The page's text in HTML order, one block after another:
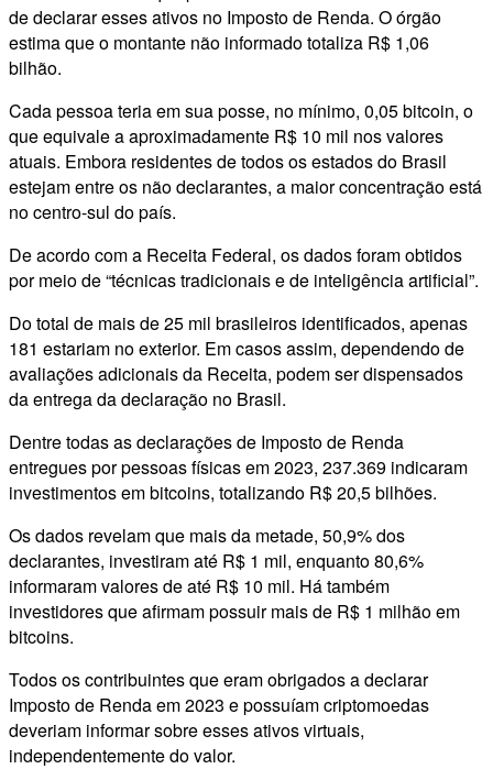
de declarar esses ativos no Imposto de Renda. O órgão
estima que o montante não informado totaliza R$ 1,06
bilhão.
Cada pessoa teria em sua posse, no mínimo, 0,05 bitcoin, o
que equivale a aproximadamente R$ 10 mil nos valores
atuais. Embora residentes de todos os estados do Brasil
estejam entre os não declarantes, a maior concentração está
no centro-sul do país.
De acordo com a Receita Federal, os dados foram obtidos
por meio de “técnicas tradicionais e de inteligência artificial”.
Do total de mais de 25 mil brasileiros identificados, apenas
181 estariam no exterior. Em casos assim, dependendo de
avaliações adicionais da Receita, podem ser dispensados
da entrega da declaração no Brasil.
Dentre todas as declarações de Imposto de Renda
entregues por pessoas físicas em 2023, 237.369 indicaram
investimentos em bitcoins, totalizando R$ 20,5 bilhões.
Os dados revelam que mais da metade, 50,9% dos
declarantes, investiram até R$ 1 mil, enquanto 80,6%
informaram valores de até R$ 10 mil. Há também
investidores que afirmam possuir mais de R$ 1 milhão em
bitcoins.
Todos os contribuintes que eram obrigados a declarar
Imposto de Renda em 2023 e possuíam criptomoedas
deveriam informar sobre esses ativos virtuais,
independentemente do valor.